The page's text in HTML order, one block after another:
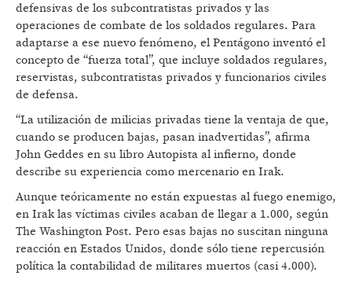
defensivas de los subcontratistas privados y las
operaciones de combate de los soldados regulares. Para
adaptarse a ese nuevo fenómeno, el Pentágono inventó el
concepto de “fuerza total”, que incluye soldados regulares,
reservistas, subcontratistas privados y funcionarios civiles
de defensa.
“La utilización de milicias privadas tiene la ventaja de que,
cuando se producen bajas, pasan inadvertidas”, afirma
John Geddes en su libro Autopista al infierno, donde
describe su experiencia como mercenario en Irak.
Aunque teóricamente no están expuestas al fuego enemigo,
en Irak las víctimas civiles acaban de llegar a 1.000, según
The Washington Post. Pero esas bajas no suscitan ninguna
reacción en Estados Unidos, donde sólo tiene repercusión
política la contabilidad de militares muertos (casi 4.000).